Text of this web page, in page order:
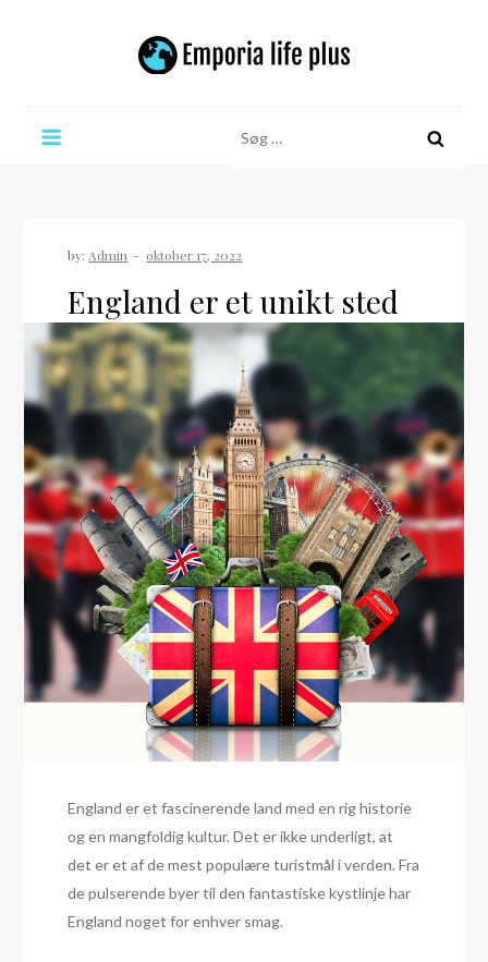
efter:
by: Admin
England er et unikt sted
England er et fascinerende land med en rig historie
og en mangfoldig kultur. Det er ikke underligt, at
det er et af de mest populære turistmål i verden. Fra
de pulserende byer til den fantastiske kystlinje har
England noget for enhver smag.